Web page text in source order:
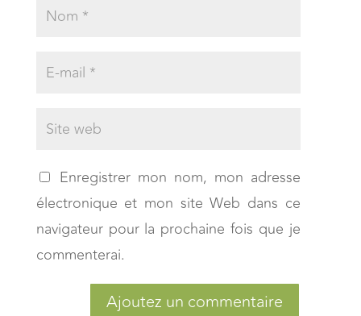
Enregistrer mon nom, mon adresse
électronique et mon site Web dans ce
navigateur pour la prochaine fois que je
commenterai.
Ajoutez un commentaire